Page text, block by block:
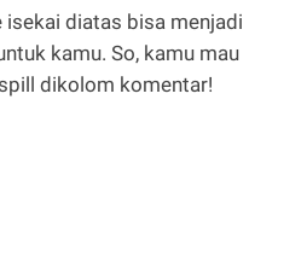
isekai diatas bisa menjadi
kamu. So, kamu mau
dikolom komentar!